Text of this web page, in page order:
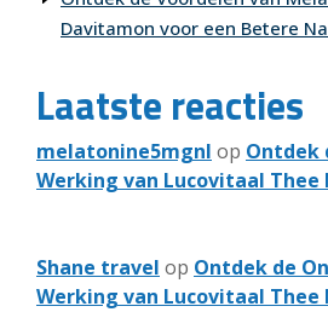
Davitamon voor een Betere
Laatste reacties
melatonine5mgnl op Ontdek
Werking van Lucovitaal
Shane travel op Ontdek de
Werking van Lucovitaal